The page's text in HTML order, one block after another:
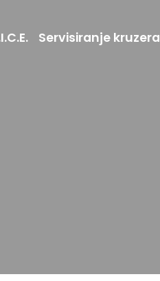
Servisiranje kruzera